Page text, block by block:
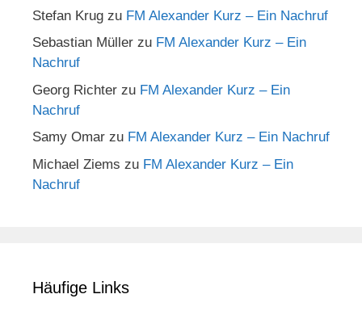
Stefan Krug zu FM Alexander Kurz – Ein Nachruf
Sebastian Müller zu FM Alexander Kurz – Ein
Nachruf
Georg Richter zu FM Alexander Kurz – Ein
Nachruf
Samy Omar zu FM Alexander Kurz – Ein Nachruf
Michael Ziems zu FM Alexander Kurz – Ein
Nachruf
Häufige Links